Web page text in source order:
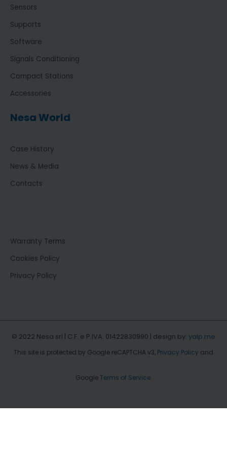
Sensors
Supports
Software
Signals Conditioning
Compact Stations
Accessories
Nesa World
Case History
News & Media
Contacts
Warranty Terms
Cookies Policy
Privacy Policy
© 2022 Nesa srl | C.F. e P.IVA. 01422830990 | design by: yalp.me
This site is protected by Google reCAPTCHA v3, Privacy Policy and
GoogleTerms of Service.